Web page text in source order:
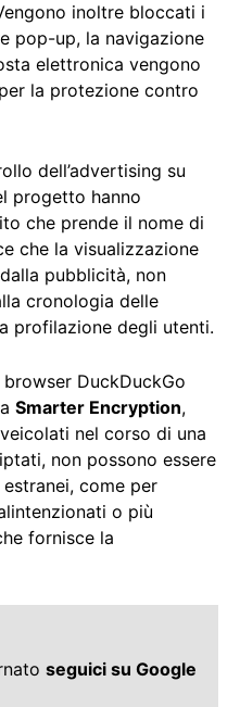
inoltre bloccati i
pop-up, la navigazione
elettronica vengono
la protezione contro
dell’advertising su
progetto hanno
che prende il nome di
che la visualizzazione
pubblicità, non
cronologia delle
profilazione degli utenti.
DuckDuckGo
Smarter Encryption,
nel corso di una
non possono essere
come per
o più
fornisce la
seguici su Google